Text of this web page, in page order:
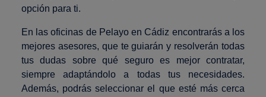
opción para ti.
En las oficinas de Pelayo en Cádiz encontrarás a los
mejores asesores, que te guiarán y resolverán todas
tus dudas sobre qué seguro es mejor contratar,
siempre adaptándolo a todas tus necesidades.
Además, podrás seleccionar el que esté más cerca